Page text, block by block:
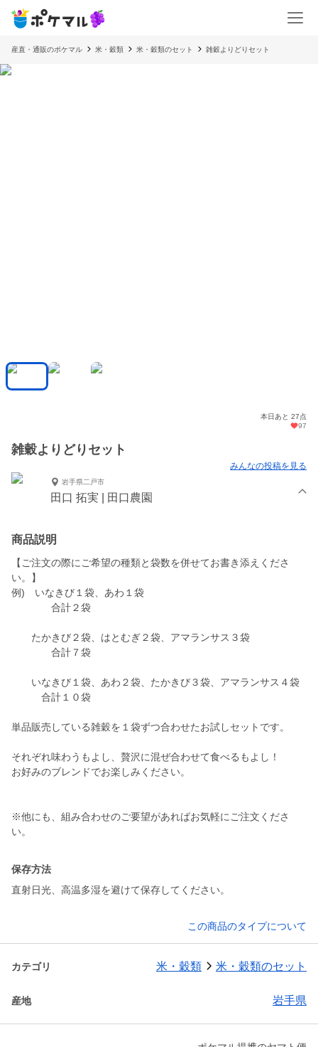
産直・通販のポケマル 米・穀類 米・穀類のセット 雑穀よりどりセット
本日あと 27点
97
雑穀よりどりセット
みんなの投稿を見る
岩手県二戸市
田口 拓実 | 田口農園
商品説明
【ご注文の際にご希望の種類と袋数を併せてお書き添えくださ
い。】
例) いなきび１袋、あわ１袋
合計２袋
たかきび２袋、はとむぎ２袋、アマランサス３袋
合計７袋
いなきび１袋、あわ２袋、たかきび３袋、アマランサス４袋
合計１０袋
単品販売している雑穀を１袋ずつ合わせたお試しセットです。
それぞれ味わうもよし、贅沢に混ぜ合わせて食べるもよし！
お好みのブレンドでお楽しみください。
※他にも、組み合わせのご要望があればお気軽にご注文くださ
い。
保存方法
直射日光、高温多湿を避けて保存してください。
この商品のタイプについて
カテゴリ 米・穀類 米・穀類のセット
産地 岩手県